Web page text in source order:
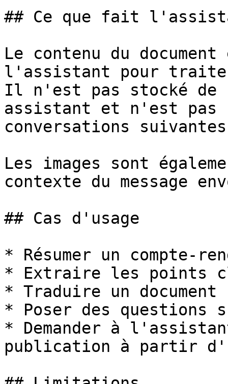
## Ce que fait
Le contenu du
l'assistant pour traiter
Il n'est pas stocké de
assistant et n'est
conversations
Les images sont
contexte du message
## Cas d'usage
* Résumer un compte-
* Extraire les points
* Traduire un document
* Poser des questions
* Demander à
publication à partir